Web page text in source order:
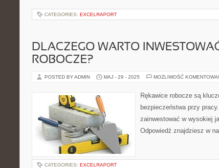
CATEGORIES: EXCELRAPORT
DLACZEGO WARTO
ROBOCZE?
POSTED BY ADMIN MAJ - 29 - 2025 MOŻLIWOŚĆ
Rękawice robocze są
bezpieczeństwa przy
zainwestować w wysokiej
Odpowiedź znajdziesz w
CATEGORIES: EXCELRAPORT